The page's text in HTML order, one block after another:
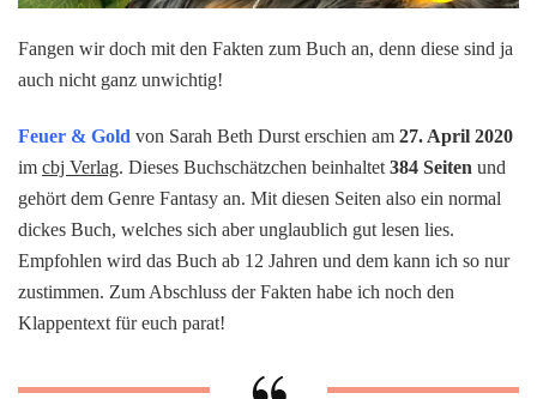
Fangen wir doch mit den Fakten zum Buch an, denn diese sind ja
auch nicht ganz unwichtig!
Feuer & Gold von Sarah Beth Durst erschien am 27. April 2020
im cbj Verlag. Dieses Buchschätzchen beinhaltet 384 Seiten und
gehört dem Genre Fantasy an. Mit diesen Seiten also ein normal
dickes Buch, welches sich aber unglaublich gut lesen lies.
Empfohlen wird das Buch ab 12 Jahren und dem kann ich so nur
zustimmen. Zum Abschluss der Fakten habe ich noch den
Klappentext für euch parat!